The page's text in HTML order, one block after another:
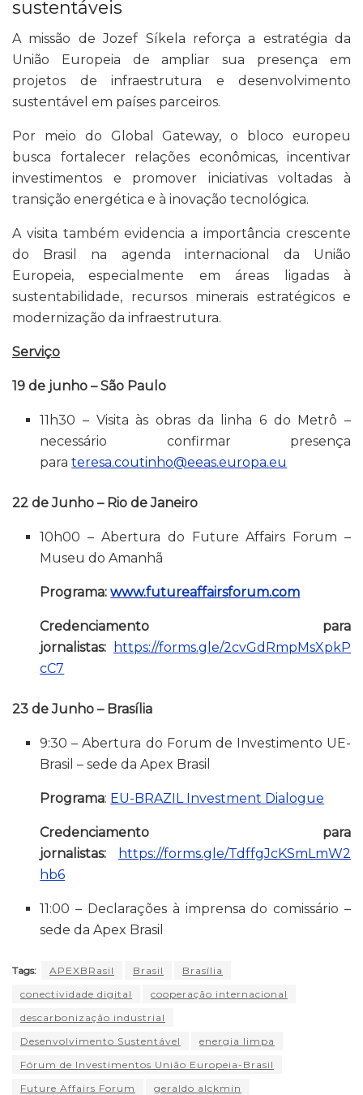
sustentáveis
A missão de Jozef Síkela reforça a estratégia da
União Europeia de ampliar sua presença em
projetos de infraestrutura e desenvolvimento
sustentável em países parceiros.
Por meio do Global Gateway, o bloco europeu
busca fortalecer relações econômicas, incentivar
investimentos e promover iniciativas voltadas à
transição energética e à inovação tecnológica.
A visita também evidencia a importância crescente
do Brasil na agenda internacional da União
Europeia, especialmente em áreas ligadas à
sustentabilidade, recursos minerais estratégicos e
modernização da infraestrutura.
Serviço
19 de junho – São Paulo
11h30 – Visita às obras da linha 6 do Metrô –
necessário confirmar presença
parateresa.coutinho@eeas.europa.eu
22 de Junho – Rio de Janeiro
10h00 – Abertura do Future Affairs Forum –
Museu do Amanhã
Programa:www.futureaffairsforum.com
Credenciamento para
jornalistas:
https://forms.gle/2cvGdRmpMsXpkP
cC7
23 de Junho – Brasília
9:30 – Abertura do Forum de Investimento UE-
Brasil – sede da Apex Brasil
Programa: EU-BRAZIL Investment Dialogue
Credenciamento para
jornalistas:
https://forms.gle/TdffgJcKSmLmW2
hb6
11:00 – Declarações à imprensa do comissário –
sede da Apex Brasil
Tags: APEXBRasil Brasil
Brasília
conectividade digital
cooperação internacional
descarbonização industrial
Desenvolvimento Sustentável
energia limpa
Fórum de Investimentos União Europeia-Brasil
Future Affairs Forum
geraldo alckmin